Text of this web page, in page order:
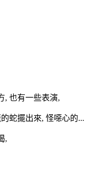
, 也有一些表演,
蛇擺出來, 怪噁心的...
,